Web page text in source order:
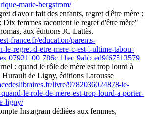
marie-bergstrom/
d'avoir fait des enfants, regret d'être mère :
Dix femmes racontent le regret d'être mère"
aux éditions JC Lattès.
france.fr/education/parents-
le-regret-d-etre-mere-c-est-l-ultime-tabou-
07921100-786c-11ec-9abb-ed9f67513579
: quand le rôle de mère est trop lourd à
de Ligny, éditions Larousse
livre/9782036024878-le-
le-role-de-mere-est-trop-lourd-a-porter-
ligny/
Instagram dédiées aux femmes,